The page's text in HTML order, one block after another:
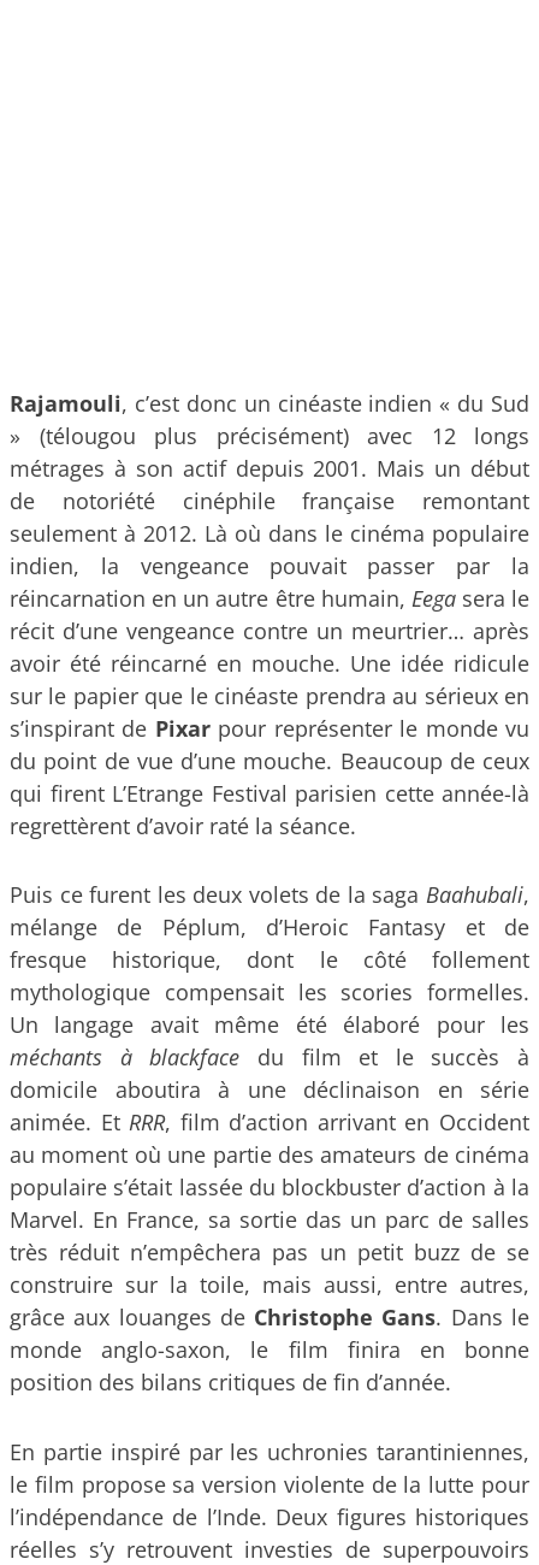
Rajamouli, c’est donc un cinéaste indien « du Sud
» (télougou plus précisément) avec 12 longs
métrages à son actif depuis 2001. Mais un début
de notoriété cinéphile française remontant
seulement à 2012. Là où dans le cinéma populaire
indien, la vengeance pouvait passer par la
réincarnation en un autre être humain, Eegasera le
récit d’une vengeance contre un meurtrier… après
avoir été réincarné en mouche. Une idée ridicule
sur le papier que le cinéaste prendra au sérieux en
s’inspirant de Pixarpour représenter le monde vu
du point de vue d’une mouche. Beaucoup de ceux
qui firent L’Etrange Festival parisien cette année-là
regrettèrent d’avoir raté la séance.
Puis ce furent les deux volets de la saga Baahubali,
mélange de Péplum, d’Heroic Fantasy et de
fresque historique, dont le côté follement
mythologique compensait les scories formelles.
Un langage avait même été élaboré pour les
méchants à blackface du film et le succès à
domicile aboutira à une déclinaison en série
animée. EtRRR, film d’action arrivant en Occident
au moment où une partie des amateurs de cinéma
populaire s’était lassée du blockbuster d’action à la
Marvel. En France, sa sortie das un parc de salles
très réduit n’empêchera pas un petit buzz de se
construire sur la toile, mais aussi, entre autres,
grâce aux louanges de Christophe Gans. Dans le
monde anglo-saxon, le film finira en bonne
position des bilans critiques de fin d’année.
En partie inspiré par les uchronies tarantiniennes,
le film propose sa version violente de la lutte pour
l’indépendance de l’Inde. Deux figures historiques
réelles s’y retrouvent investies de superpouvoirs